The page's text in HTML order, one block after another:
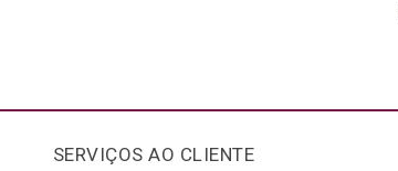
SERVIÇOS AO CLIENTE